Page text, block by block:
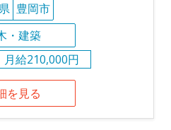
豊岡市
・建築
月給210,000円
を見る